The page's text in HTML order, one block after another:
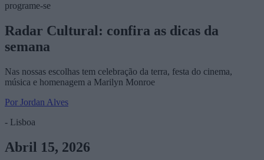
programe-se
Radar Cultural: confira as dicas da
semana
Nas nossas escolhas tem celebração da terra, festa do cinema,
música e homenagem a Marilyn Monroe
Por Jordan Alves
- Lisboa
Abril 15, 2026